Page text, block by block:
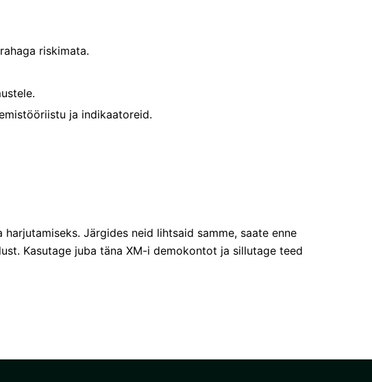
riskimata.
ja indikaatoreid.
Järgides neid lihtsaid samme, saate enne
Kasutage juba täna XM-i demokontot ja sillutage teed